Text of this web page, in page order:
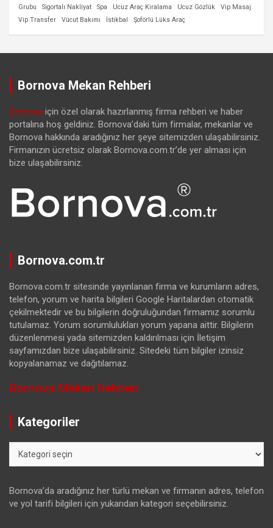
Grubu
Sigortalı Nakliyat Spa Ucuz Araç Kiralama Ucuz Gözlük
Vip Masaj
Vip Transfer
Vücut Bakımı İstikbal Şoförlü Lüks Araç
Bornova Mekan Rehberi
Bornova için özel olarak hazırlanmış firma rehberi ve haber
portalına hoş geldiniz. Bornova’daki tüm firmalar, mekanlar ve
Bornova hakkında aradığınız her şeye sitemizden ulaşabilirsiniz.
Firmanızın ücretsiz olarak Bornova.com.tr’de yer alması için
bize ulaşabilirsiniz.
Bornova.com.tr
Bornova.com.tr sitesinde yayınlanan firma ve kurumların adres,
telefon, yorum ve harita bilgileri Google Haritalardan otomatik
çekilmektedir ve bu bilgilerin doğruluğundan firmamız sorumlu
tutulamaz. Yorum sorumlulukları yorum yapana aittir. Bilgilerin
düzenlenmesi yada sitemizden kaldırılması için İletişim
sayfamızdan bize ulaşabilirsiniz. Sitedeki tüm bilgiler izinsiz
kopyalanamaz ve dağıtılamaz.
Bornova Mekan Rehberi
Kategoriler
Bornova’da aradığınız her türlü mekan ve firmanın adres, telefon
ve yol tarifi bilgileri için yukarıdan kategori seçebilirsiniz.